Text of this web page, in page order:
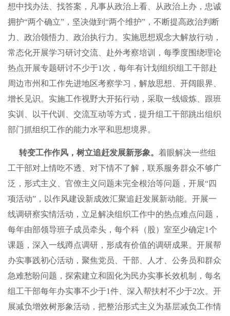
想中找办法、找答案，凡事从政治上看、从政治上办，忠诚
拥护“两个确立”，坚决做到“两个维护”，不断提高政治判断
力、政治领悟力、政治执行力。实施思想观念大解放行动，
常态化开展学习研讨交流、赴外考察培训，每季度围绕理论
热点开展专题研讨不少于1次，每年有计划组织组工干部赴
周边市州和工作先进地区考察学习，解放思想、开阔眼界、
增长见识。实施工作视野大开拓行动，采取一线锻炼、跟班
实训、以干代训、交流互动等方式，提升组工干部跳出组织
部门抓组织工作的能力水平和思想境界。
转变工作作风，树立追赶发展新形象。 着眼解决一些组
工干部对上情吃不透、对下情不了解，联系服务群众不够广
泛，形式主义、官僚主义问题未完全根治等问题，开展“四
项活动”，以作风建设新成效汇聚追赶发展新动能。开展一
线调研察实情活动，立足解决组织工作中的热点难点问题，
每年由部领导班子成员牵头，每个科（股）室至少确定1个
课题，深入一线蹲点调研，形成有价值的调研成果。开展帮
办实事践初心活动，聚焦党员、干部、人才、公务员和群众
急难愁盼问题，探索建立和固化为民办实事长效机制，每名
组工干部每年办实事不少于1件、深入帮扶村不少于2次。开
展减负增效树形象活动，把整治形式主义为基层减负工作情